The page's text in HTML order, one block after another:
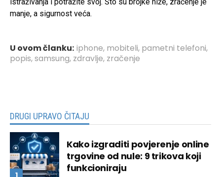
manje, a sigurnost veća.
U ovom članku: iphone, mobiteli, pametni telefoni,
popis,samsung, zdravlje, zračenje
DRUGI UPRAVO ČITAJU
Kako izgraditi povjerenje online
trgovine od nule: 9 trikova koji
funkcioniraju